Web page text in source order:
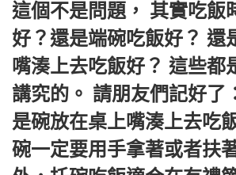
這個不是問題， 其實吃飯
好？還是端碗吃飯好？ 還
嘴湊上去吃飯好？ 這些都
講究的。 請朋友們記好了
是碗放在桌上嘴湊上去吃
碗一定要用手拿著或者扶